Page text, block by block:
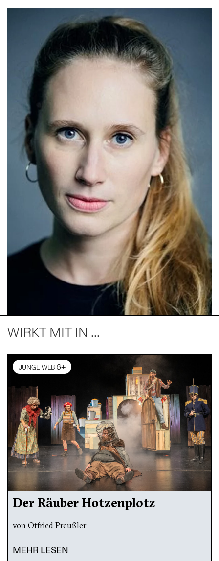
WIRKT MIT IN ...
JUNGE WLB 6+
Der Räuber Hotzenplotz
von Otfried Preußler
MEHR LESEN